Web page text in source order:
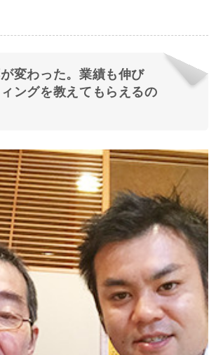
変わった。業績も伸び
ングを教えてもらえるの